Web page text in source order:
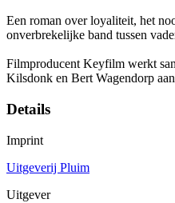
Een roman over loyaliteit, het
onverbrekelijke band tussen
Filmproducent Keyfilm werkt
Kilsdonk en Bert Wagendorp
Details
Imprint
Uitgeverij Pluim
Uitgever